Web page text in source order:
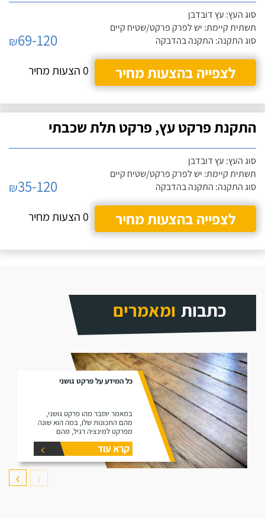
סוג העץ: עץ דובדבן
תשתית קיימת: יש לפרק פרקט/שטיח קיים
סוג התקנה: התקנה בהדבקה
₪69-120
לצפייה בהצעות מחיר
0 הצעות מחיר
התקנת פרקט עץ, פרקט תלת שכבתי
סוג העץ: עץ דובדבן
תשתית קיימת: יש לפרק פרקט/שטיח קיים
סוג התקנה: התקנה בהדבקה
₪35-120
לצפייה בהצעות מחיר
0 הצעות מחיר
כתבות ומאמרים
כל המידע על פרקט גושני
במאמר יוסבר מהו פרקט גושני,
מהם התכונות שלו, במה הוא שונה
מפרקט למינציה רגיל, מהם
היתרונות שלו ומהם החסרונות שלו.
קרא עוד
❮
❯